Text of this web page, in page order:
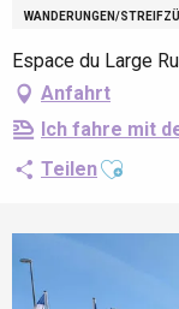
WANDERUNGEN/
Espace du Large
Anfahrt
Ich fahre mit
TeilenAjouter